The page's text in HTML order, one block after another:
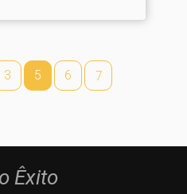
3 5 6 7
Êxito